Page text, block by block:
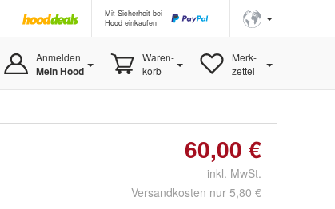
Mit Sicherheit bei
Hood einkaufen
Anmelden
Mein Hood
Waren-
korb
Merk-
zettel
60,00 €
inkl. MwSt.
Versandkosten nur 5,80 €